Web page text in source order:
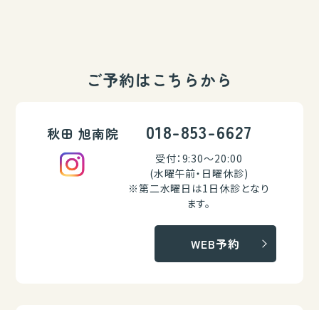
ご予約はこちらから
秋田 旭南院 018-853-6627
受付：9:30～20:00
(水曜午前・日曜休診)
※第二水曜日は1日休診となり
ます。
WEB予約